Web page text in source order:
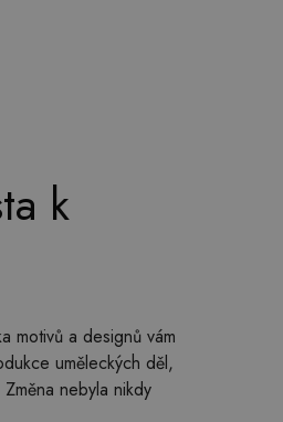
k
motivů a designů vám
uměleckých děl,
nebyla nikdy